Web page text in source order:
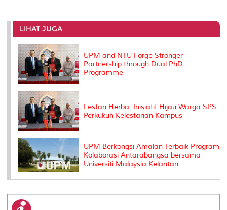
e
b
o
o
k
t
e
r
e
I
l
L
n
P
e
s
t
LIHAT JUGA
UPM and NTU Forge Stronger
Partnership through Dual PhD
Programme
Lestari Herba: Inisiatif Hijau Warga SPS
Perkukuh Kelestarian Kampus
UPM Berkongsi Amalan Terbaik Program
Kolaborasi Antarabangsa bersama
Universiti Malaysia Kelantan